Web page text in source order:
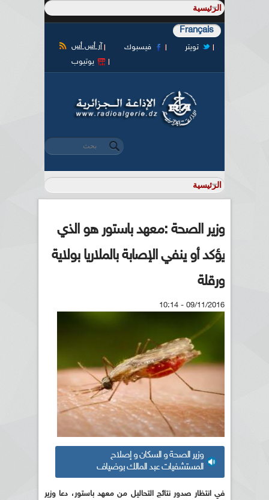
Français
آر أس أس فيسبوك
تويتر
يوتيوب
استمارة البحث
‏بحث ‏
وزير الصحة :معهد باستور هو الذي
يؤكد أو ينفي الإصابة بالملاريا بولاية
ورقلة
09/11/2016 - 10:14
وزير الصحة و السكان و إصلاح
المستشفيات عبد المالك بوضياف
في انتظار صدور نتائج التحاليل من معهد باستور، دعا وزير